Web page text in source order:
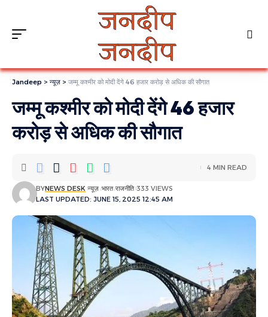
Jandeep > न्यूज़ > जम्मू कश्मीर को मोदी देंगे 46 हजार करोड़ से अधिक की सौगात
जम्मू कश्मीर को मोदी देंगे 46 हजार
करोड़ से अधिक की सौगात
LAST UPDATED: JUNE 15, 2025 12:45 AM
BYNEWS DESK न्यूज़ भारत राजनीति 333 VIEWS
4 MIN READ